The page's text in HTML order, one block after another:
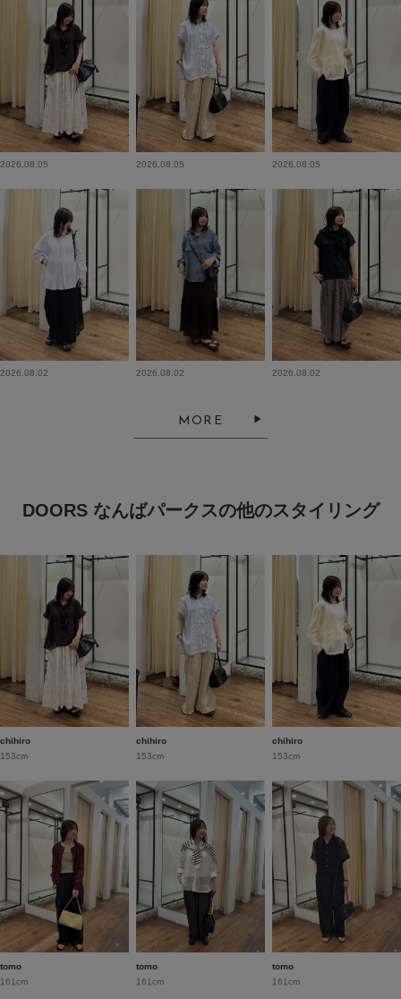
2026.08.05 2026.08.05 2026.08.05
2026.08.02 2026.08.02 2026.08.02
MORE
DOORS なんばパークスの他のスタイリング
chihiro
153cm
chihiro
153cm
chihiro
153cm
tomo
161cm
tomo
161cm
tomo
161cm